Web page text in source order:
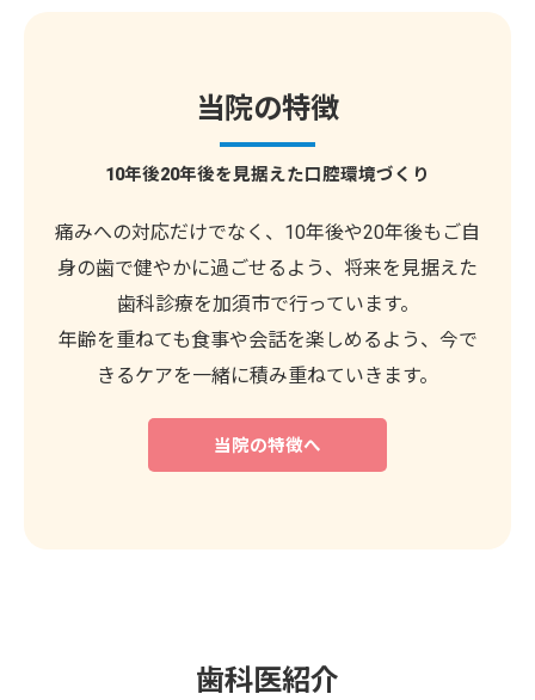
10年後20年後を見据えた口腔環境づくり
当院の特徴
痛みへの対応だけでなく、10年後や20年後もご自
身の歯で健やかに過ごせるよう、将来を見据えた
歯科診療を加須市で行っています。
年齢を重ねても食事や会話を楽しめるよう、今で
きるケアを一緒に積み重ねていきます。
当院の特徴へ
歯科医紹介